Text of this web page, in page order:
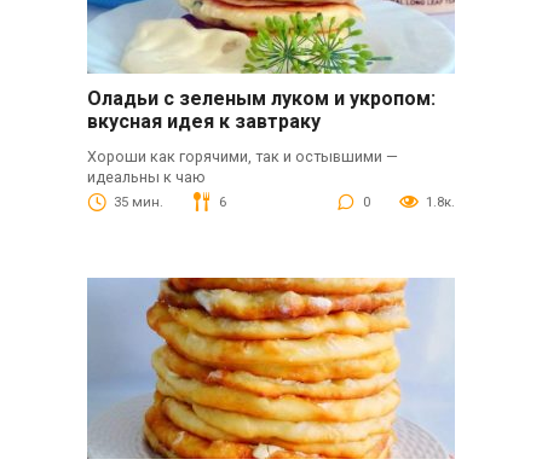
Оладьи с зеленым луком и укропом:
вкусная идея к завтраку
Хороши как горячими, так и остывшими —
идеальны к чаю
35 мин. 6 0 1.8к.